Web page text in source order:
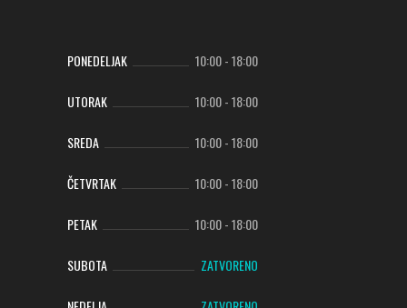
PONEDELJAK 10:00-18:00
UTORAK 10:00-18:00
SREDA 10:00-18:00
ČETVRTAK 10:00-18:00
PETAK 10:00-18:00
SUBOTA ZATVORENO